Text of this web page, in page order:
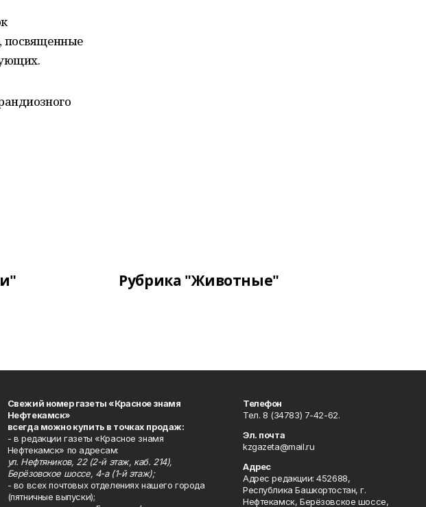
посвященные
Рубрика "Животные"
Свежий номер газеты «Красное знамя
Нефтекамск»
всегда можно купить в точках продаж:
- в редакции газеты «Красное знамя
Нефтекамск» по адресам:
ул. Нефтяников, 22 (2-й этаж, каб. 214),
Берёзовское шоссе, 4-а (1-й этаж);
- во всех почтовых отделениях нашего города
(пятничные выпуски);
Телефон
Тел. 8 (34783) 7-42-62.
Эл. почта
kzgazeta@mail.ru
Адрес
Адрес редакции: 452688,
Республика Башкортостан, г.
Нефтекамск, Берёзовское шоссе,